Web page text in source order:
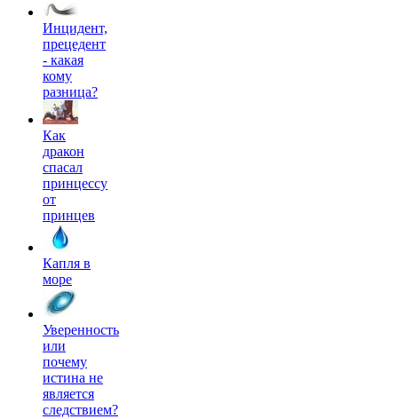
Инцидент,
прецедент
- какая
кому
разница?
Как
дракон
спасал
принцессу
от
принцев
Капля в
море
Уверенность
или
почему
истина не
является
следствием?